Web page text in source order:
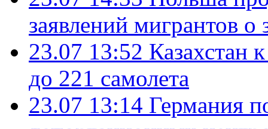
заявлений мигрантов
23.07 13:52 Казахстан
до 221 самолета
23.07 13:14 Германия